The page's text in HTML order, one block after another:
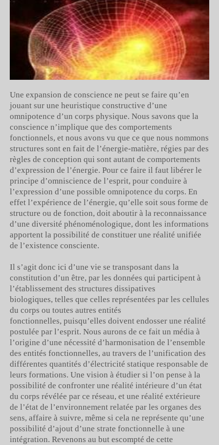
Une expansion de conscience ne peut se faire qu’en
jouant sur une heuristique constructive d’une
omnipotence d’un corps physique. Nous savons que la
conscience n’implique que des comportements
fonctionnels, et nous avons vu que ce que nous nommons
structures sont en fait de l’énergie-matière, régies par des
règles de conception qui sont autant de comportements
d’expression de l’énergie. Pour ce faire il faut libérer le
principe d’omniscience de l’esprit, pour conduire à
l’expression d’une possible omnipotence du corps. En
effet l’expérience de l’énergie, qu’elle soit sous forme de
structure ou de fonction, doit aboutir à la reconnaissance
d’une diversité phénoménologique, dont les informations
apportent la possibilité de constituer une réalité unifiée
de l’existence consciente.
Il s’agit donc ici d’une vie se transposant dans la
constitution d’un être, par les données qui participent à
l’établissement des structures dissipatives
biologiques, telles que celles représentées par les cellules
du corps ou toutes autres entités
fonctionnelles, puisqu’elles doivent endosser une réalité
postulée par l’esprit. Nous aurons de ce fait un média à
l’origine d’une nécessité d’harmonisation de l’ensemble
des entités fonctionnelles, au travers de l’unification des
différentes quantités d’électricité statique responsable de
leurs formations. Une vision à étudier si l’on pense à la
possibilité de confronter une réalité intérieure d’un état
du corps révélée par ce réseau, et une réalité extérieure
de l’état de l’environnement relatée par les organes des
sens, affaire à suivre, même si cela ne représente qu’une
possibilité d’ajout d’une strate fonctionnelle à une
intégration. Revenons au but escompté de cette